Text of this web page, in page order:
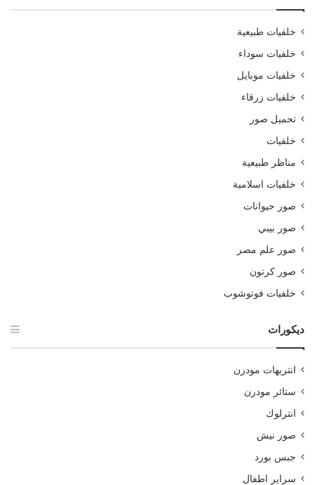
خلفيات طبيعية
خلفيات سوداء
خلفيات موبايل
خلفيات زرقاء
تحميل صور
خلفيات
مناظر طبيعية
خلفيات اسلامية
صور حيوانات
صور بيبي
صور علم مصر
صور كرتون
خلفيات فوتوشوب
ديكورات
انتريهات مودرن
ستائر مودرن
انترلوك
صور نيش
جبس بورد
سراير اطفال